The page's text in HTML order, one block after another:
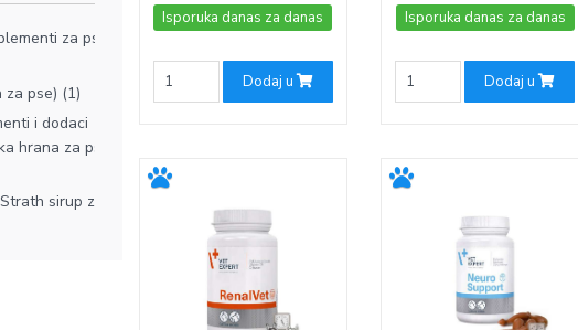
za pse i
za pse) (1)
i dodaci
hrana za pse i
sirup za
Isporuka danas za danas
Dodaj u
Isporuka danas za danas
Dodaj u